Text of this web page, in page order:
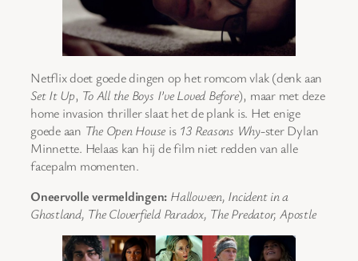
Netflix doet goede dingen op het romcom vlak (denk aan
Set It Up, To All the Boys I’ve Loved Before), maar met deze
home invasion thriller slaat het de plank is. Het enige
goede aan The Open House is 13 Reasons Why-ster Dylan
Minnette. Helaas kan hij de film niet redden van alle
facepalm momenten.
Oneervolle vermeldingen: Halloween, Incident in a
Ghostland, The Cloverfield Paradox, The Predator, Apostle